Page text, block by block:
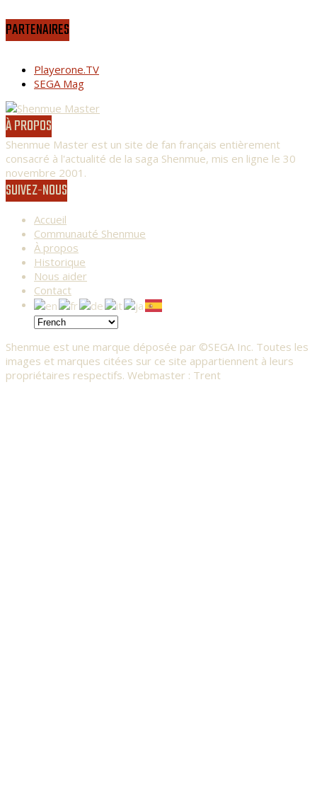
PARTENAIRES
Playerone.TV
SEGA Mag
À PROPOS
Shenmue Master est un site de fan français entièrement
consacré à l'actualité de la saga Shenmue, mis en ligne le 30
novembre 2001.
SUIVEZ-NOUS
Accueil
Communauté Shenmue
À propos
Historique
Nous aider
Contact
Shenmue est une marque déposée par ©SEGA Inc. Toutes les
images et marques citées sur ce site appartiennent à leurs
propriétaires respectifs. Webmaster : Trent